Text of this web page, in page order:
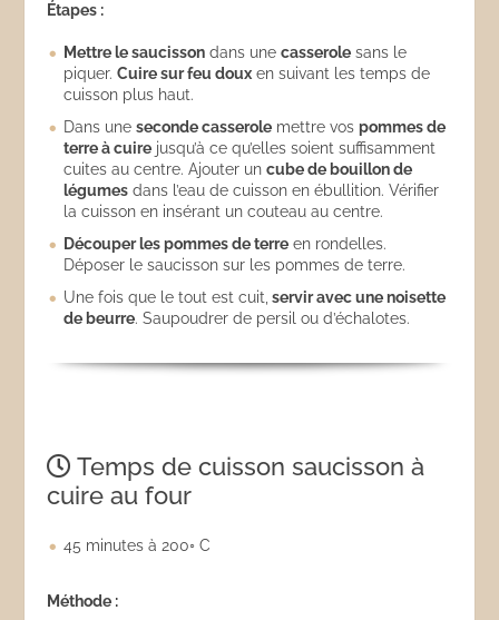
Étapes :
Mettre le saucisson dans unecasserole sans le
piquer.Cuire sur feu doux en suivant les temps de
cuisson plus haut.
Dans uneseconde casserole mettre vospommes de
terre à cuire jusqu’à ce qu’elles soient suffisamment
cuites au centre. Ajouter uncube de bouillon de
légumes dans l’eau de cuisson en ébullition. Vérifier
la cuisson en insérant un couteau au centre.
Découper les pommes de terre en rondelles.
Déposer le saucisson sur les pommes de terre.
Une fois que le tout est cuit, servir avec une noisette
de beurre. Saupoudrer de persil ou d’échalotes.
Temps de cuisson saucisson à
cuire au four
45 minutes à 200◦ C
Méthode :